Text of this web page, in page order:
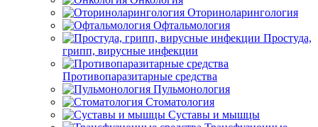
Оториноларингология
Офтальмология
Простуда,
грипп, вирусные инфекции
Противопаразитарные средства
Пульмонология
Стоматология
Суставы и мышцы